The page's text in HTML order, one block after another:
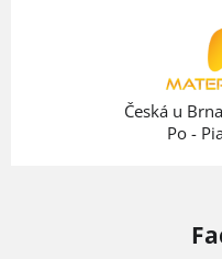
Česká u
Po -